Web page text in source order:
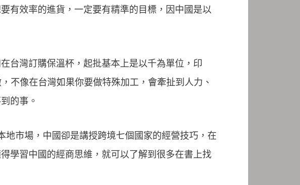
有效率的進貨，一定要有精準的目標，因中國是以
台灣訂購保溫杯，起批基本上是以千為單位，印
不像在台灣如果你要做特殊加工，會牽扯到人力、
的事。
市場，中國卻是講授跨境七個國家的經營技巧，在
學習中國的經商思維，就可以了解到很多在書上找